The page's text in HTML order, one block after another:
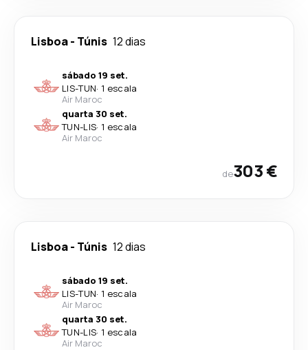
Lisboa- Túnis 12 dias
sábado 19 set.
LIS-TUN· 1 escala
Air Maroc
quarta 30 set.
TUN-LIS· 1 escala
Air Maroc
de303 €
Lisboa- Túnis 12 dias
sábado 19 set.
LIS-TUN· 1 escala
Air Maroc
quarta 30 set.
TUN-LIS· 1 escala
Air Maroc